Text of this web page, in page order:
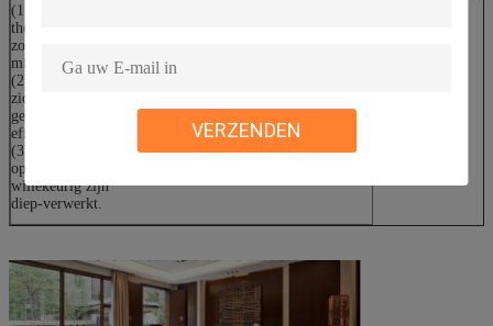
VERZENDEN
(1) Besparingsenergie: Het geïsoleerde glas heeft goede
thermische isolatie en het heat-shielding van prestaties,
zodat is het een ideaal materiaal van energie en
milieubescherming;
(2) Goede verlichting: Voor geïsoleerd glas,
zichtbare lichte overbrenging hoog, zodat heeft het laag
geïsoleerde glas goede verlichting
effect;
(3) Stabiel chemisch bezit: Het is mogelijk voor opslag
op lange termijn en het algemene geïsoleerde glas kan
willekeurig zijn
diep-verwerkt.